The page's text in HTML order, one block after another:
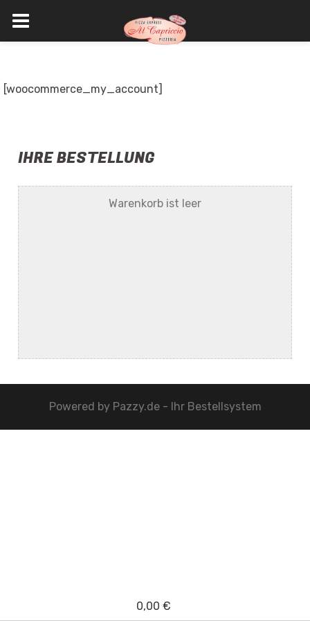
content
[woocommerce_my_account]
IHRE BESTELLUNG
Warenkorb ist leer
Powered by Pazzy.de - Ihr Bestellsystem
0,00 €